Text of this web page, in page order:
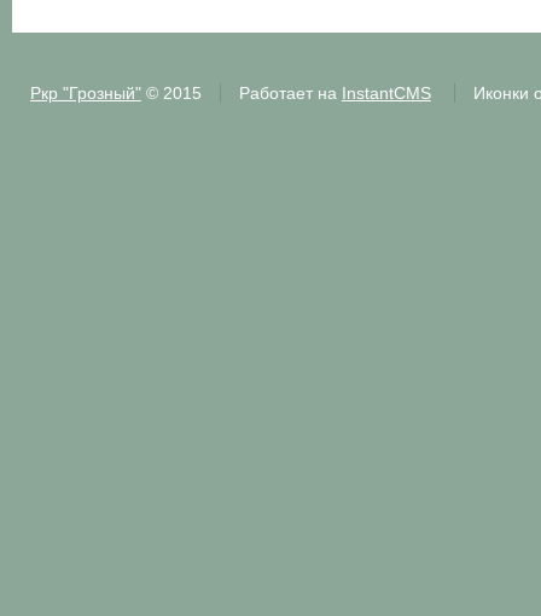
Ркр "Грозный"© 2015 Работает на InstantCMS Иконки